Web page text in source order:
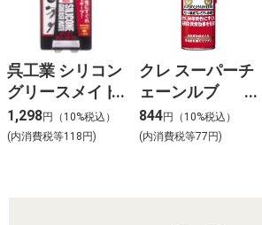
呉工業 シリコン
グリースメイト
ペースト
1,298円（10%税込）
(内消費税等118円)
クレ スーパーチ
ェーンルブ
1068
844円（10%税込）
(内消費税等77円)